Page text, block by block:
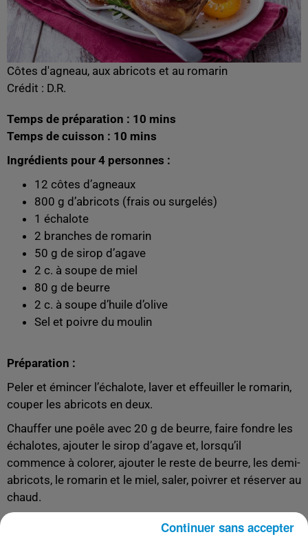
Côtes d'agneau, aux abricots et au romarin
Crédit : D.R.
Temps de préparation : 10 mins
Temps de cuisson : 10 mins
Ingrédients pour 4 personnes :
12 côtes d’agneaux
800 g d’abricots (frais ou surgelés)
1 échalote
2 branches de romarin
50 g de sirop d’agave
2 c. à soupe de miel
80 g de beurre
2 c. à soupe d’huile d’olive
Sel et poivre du moulin
Préparation :
Peler et émincer l’échalote, laver et effeuiller le romarin,
couper les abricots en deux.
Chauffer une poêle avec 20 g de beurre, faire fondre les
échalotes, ajouter le sirop d’agave et, lorsqu’il
commence à colorer, ajouter le reste de beurre, les demi-
abricots, le romarin et le miel, saler, poivrer et réserver au
chaud.
Arroser les côtes d’agneau d’huile d’olive, les saisir à feu
Continuer sans accepter